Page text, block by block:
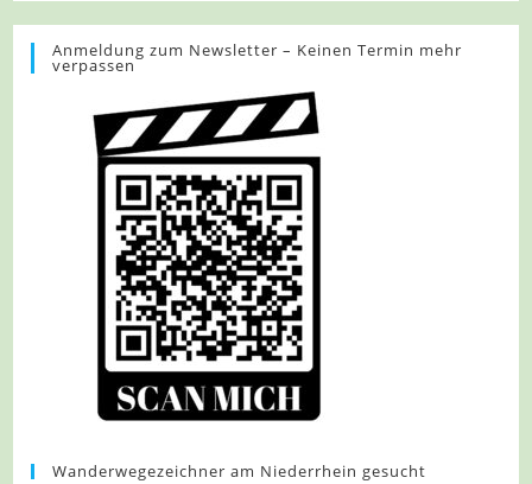
Anmeldung zum Newsletter – Keinen Termin mehr
verpassen
Wanderwegezeichner am Niederrhein gesucht